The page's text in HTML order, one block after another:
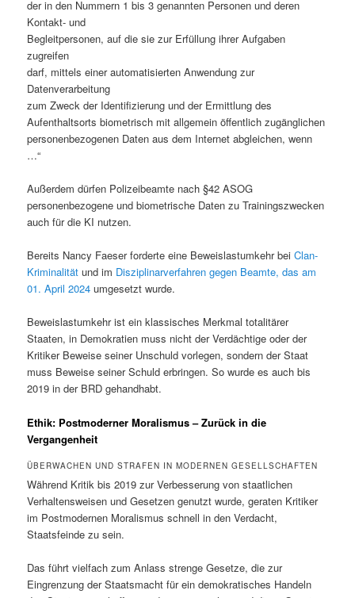
der in den Nummern 1 bis 3 genannten Personen und deren
Kontakt- und
Begleitpersonen, auf die sie zur Erfüllung ihrer Aufgaben
zugreifen
darf, mittels einer automatisierten Anwendung zur
Datenverarbeitung
zum Zweck der Identifizierung und der Ermittlung des
Aufenthaltsorts biometrisch mit allgemein öffentlich zugänglichen
personenbezogenen Daten aus dem Internet abgleichen, wenn
…“
Außerdem dürfen Polizeibeamte nach §42 ASOG
personenbezogene und biometrische Daten zu Trainingszwecken
auch für die KI nutzen.
Bereits Nancy Faeser forderte eine Beweislastumkehr beiClan-
Kriminalität und im Disziplinarverfahren gegen Beamte, das am
01. April 2024umgesetzt wurde.
Beweislastumkehr ist ein klassisches Merkmal totalitärer
Staaten, in Demokratien muss nicht der Verdächtige oder der
Kritiker Beweise seiner Unschuld vorlegen, sondern der Staat
muss Beweise seiner Schuld erbringen. So wurde es auch bis
2019 in der BRD gehandhabt.
Ethik: Postmoderner Moralismus – Zurück in die
Vergangenheit
ÜBERWACHEN UND STRAFEN IN MODERNEN GESELLSCHAFTEN
Während Kritik bis 2019 zur Verbesserung von staatlichen
Verhaltensweisen und Gesetzen genutzt wurde, geraten Kritiker
im Postmodernen Moralismus schnell in den Verdacht,
Staatsfeinde zu sein.
Das führt vielfach zum Anlass strenge Gesetze, die zur
Eingrenzung der Staatsmacht für ein demokratisches Handeln